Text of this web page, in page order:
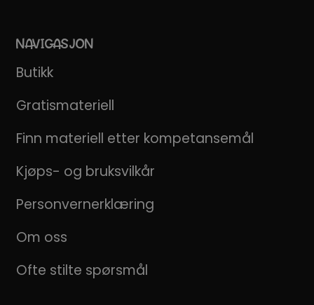
NAVIGASJON
Butikk
Gratismateriell
Finn materiell etter kompetansemål
Kjøps- og bruksvilkår
Personvernerklæring
Om oss
Ofte stilte spørsmål